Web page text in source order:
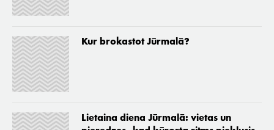
Kur brokastot Jūrmalā?
Lietaina diena Jūrmalā: vietas un